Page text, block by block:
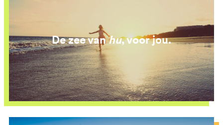
De zee vanhu, voor jou.